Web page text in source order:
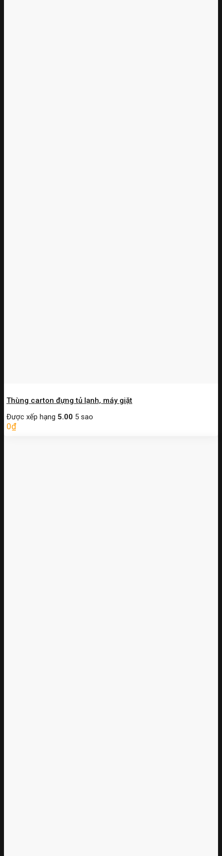
Thùng carton đựng tủ lạnh, máy giặt
Được xếp hạng 5.00 5 sao
0₫